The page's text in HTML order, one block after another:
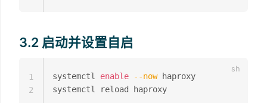
3.2 启动并设置自启
systemctl enable --now haproxy
1
2